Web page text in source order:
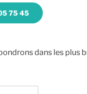
75 45
dans les plus